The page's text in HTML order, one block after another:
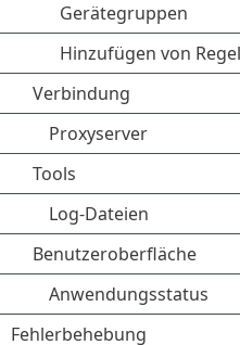
Gerätegruppen
Hinzufügen von
Verbindung
Proxyserver
Tools
Log-Dateien
Benutzeroberfläche
Anwendungsstatus
Fehlerbehebung